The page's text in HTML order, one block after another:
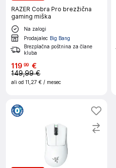
RAZER Cobra Pro brezžična
gaming miška
Na zalogi
Prodajalec Big Bang
Brezplačna poštnina za člane
kluba
119 99 €
149,99 €
ali od 11,27 € / mesec